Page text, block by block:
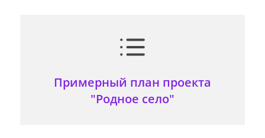
Примерный план проекта
"Родное село"